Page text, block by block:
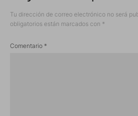
Tu dirección de correo electrónico no será
obligatorios están marcados con *
Comentario *